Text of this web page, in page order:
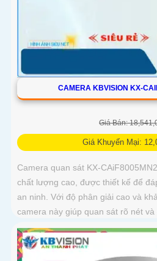
CAMERA KBVISION KX-
Giá Bán:
Giá Khuyến Mại:
Camera quan sát KX-
chất lượng cao, được thiết kế để
an ninh. Với độ phân giải cao và
camera này giúp quan sát rõ nét
kiện ánh sáng